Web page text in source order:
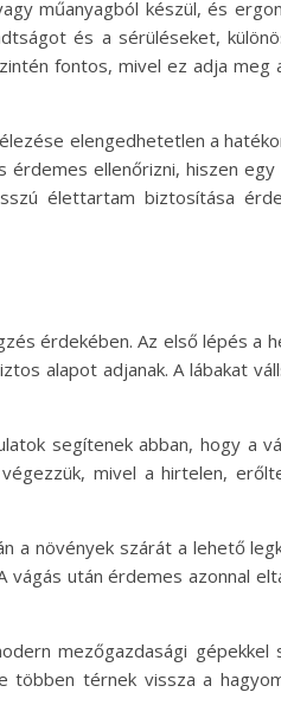
műanyagból készül, és
és a sérüléseket,
fontos, mivel ez adja
elengedhetetlen a
érdemes ellenőrizni, hiszen
élettartam biztosítása
érdekében. Az első lépés a
alapot adjanak. A lábakat
segítenek abban, hogy a
mivel a hirtelen,
a növények szárát a lehető
vágás után érdemes azonnal
mezőgazdasági
térnek vissza a